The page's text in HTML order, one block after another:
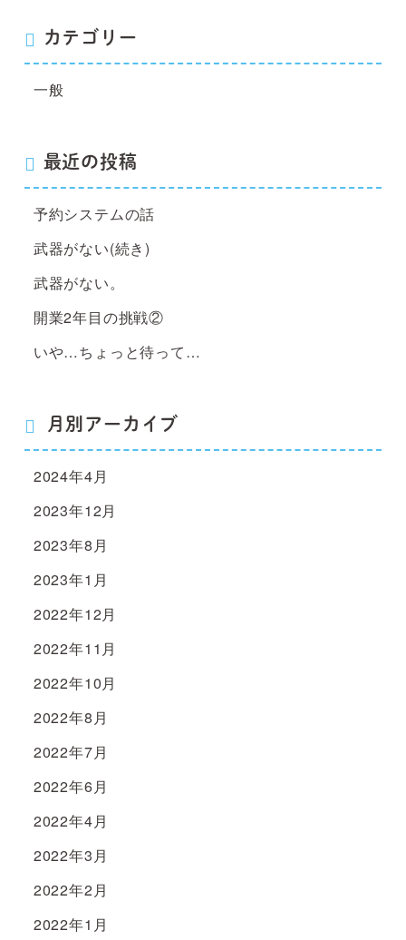
カテゴリー
一般
最近の投稿
予約システムの話
武器がない(続き)
武器がない。
開業2年目の挑戦②
いや…ちょっと待って…
月別アーカイブ
2024年4月
2023年12月
2023年8月
2023年1月
2022年12月
2022年11月
2022年10月
2022年8月
2022年7月
2022年6月
2022年4月
2022年3月
2022年2月
2022年1月